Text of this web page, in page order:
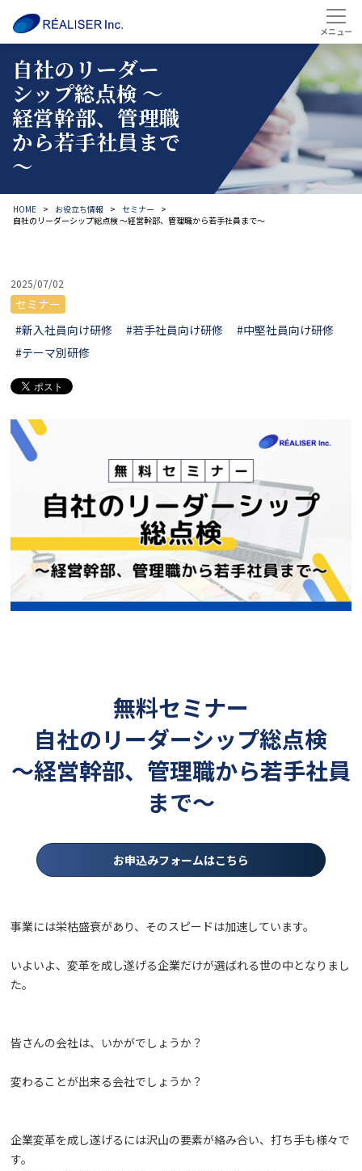
自社のリーダー
シップ総点検 ～
経営幹部、管理職
から若手社員まで
～
HOME お役立ち情報
セミナー
自社のリーダーシップ総点検 ～経営幹部、管理職から若手社員まで～
2025/07/02
セミナー
#新入社員向け研修
#若手社員向け研修
#中堅社員向け研修
#テーマ別研修
無料セミナー
自社のリーダーシップ総点検
～経営幹部、管理職から若手社員
まで～
お申込みフォームはこちら
事業には栄枯盛衰があり、そのスピードは加速しています。
いよいよ、変革を成し遂げる企業だけが選ばれる世の中となりまし
た。
皆さんの会社は、いかがでしょうか？
変わることが出来る会社でしょうか？
企業変革を成し遂げるには沢山の要素が絡み合い、打ち手も様々で
す。